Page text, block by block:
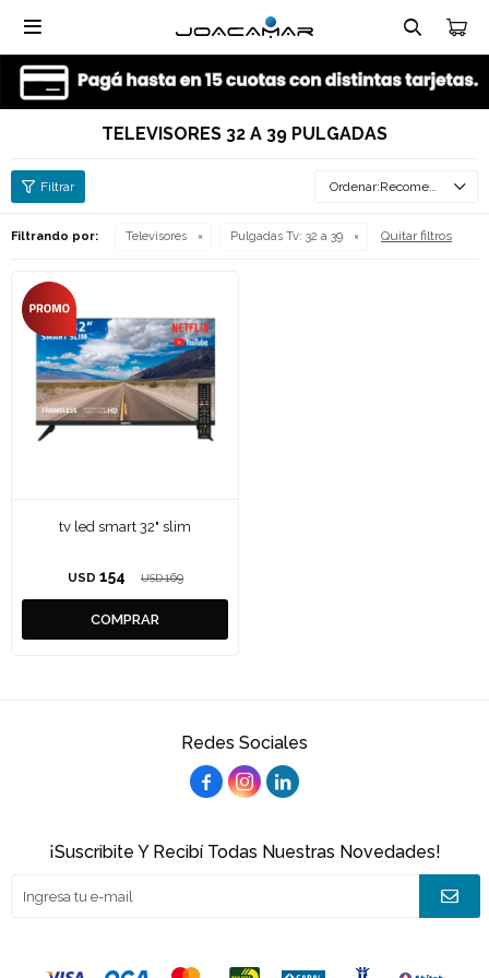

TELEVISORES 32 A 39 PULGADAS
Recomendados
Filtrando por: Televisores Pulgadas Tv: 32 a 39 Quitar filtros
tv led smart 32" slim
USD 154 USD 169
Redes Sociales
  
¡Suscribite Y Recibí Todas Nuestras Novedades!